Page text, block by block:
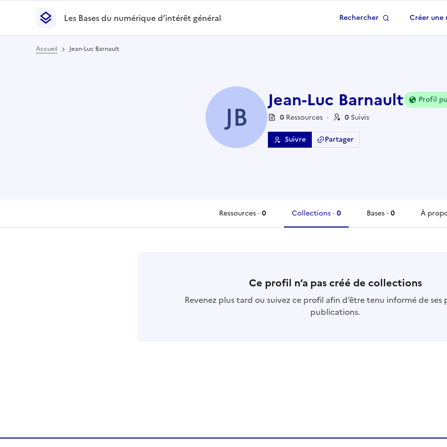
Les Bases du numérique d’intérêt général- Retour à la page d'accueil
Les Bases du numérique d’intérêt général
Rechercher Créer une
Accueil Jean-Luc Barnault
JB Jean-Luc Barnault
Profil
0 Ressources · 0 Suivis
Suivre Partager
Ressources · 0
Collections · 0
collections
Bases · 0
À
Ce profil n’a pas créé de collections
Revenez plus tard ou suivez ce profil afin d’être tenu informé de ses
publications.